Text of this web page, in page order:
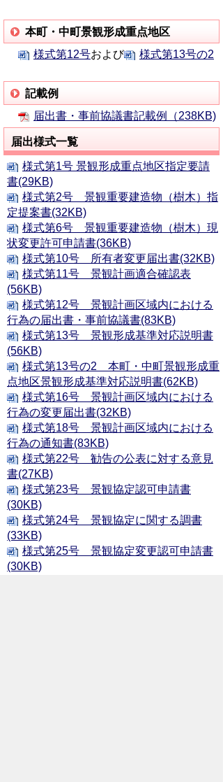
本町・中町景観形成重点地区
様式第12号および 様式第13号の2
記載例
届出書・事前協議書記載例（238KB)
届出様式一覧
様式第1号 景観形成重点地区指定要請
書(29KB)
様式第2号 景観重要建造物（樹木）指
定提案書(32KB)
様式第6号 景観重要建造物（樹木）現
状変更許可申請書(36KB)
様式第10号 所有者変更届出書(32KB)
様式第11号 景観計画適合確認表
(56KB)
様式第12号 景観計画区域内における
行為の届出書・事前協議書(83KB)
様式第13号 景観形成基準対応説明書
(56KB)
様式第13号の2 本町・中町景観形成重
点地区景観形成基準対応説明書(62KB)
様式第16号 景観計画区域内における
行為の変更届出書(32KB)
様式第18号 景観計画区域内における
行為の通知書(83KB)
様式第22号 勧告の公表に対する意見
書(27KB)
様式第23号 景観協定認可申請書
(30KB)
様式第24号 景観協定に関する調書
(33KB)
様式第25号 景観協定変更認可申請書
(30KB)